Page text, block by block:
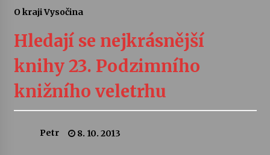
Vernisáž výstavy Josefíny Duškové: Stávám se
30. 7. 2026
Veselí muzikanti
30. 7. 2026
O kraji Vysočina
Hledají se nejkrásnější
knihy 23. Podzimního
knižního veletrhu
Petr 8. 10. 2013